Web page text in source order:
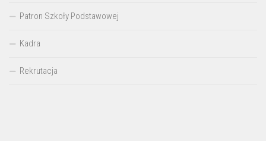
Patron Szkoły Podstawowej
Kadra
Rekrutacja